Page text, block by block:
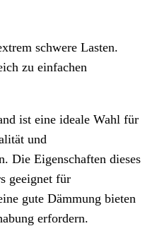
schwere Lasten.
zu einfachen
ist eine ideale Wahl für
und
Die Eigenschaften dieses
geeignet für
gute Dämmung bieten
erfordern.